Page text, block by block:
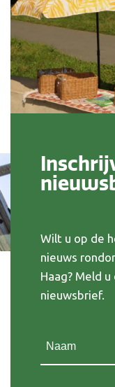
Wilt u op de
nieuws
Haag? Meld
nieuwsbrief.